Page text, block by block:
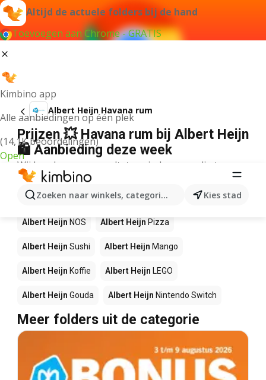
Altijd de actuele folders bij de hand
Toevoegen aan Chrome - GRATIS
Kimbino app
Alle aanbiedingen op één plek
(14,1K beoordelingen)
Open
Zoeken naar winkels, categorieën, producten...
Kies stad
Albert Heijn Havana rum
Prijzen 💥 Havana rum bij Albert Heijn
🛍️ Aanbieding deze week
Wij konden geen resultaten vinden voor die term.
Andere producten in winkels Albert
Heijn
Albert Heijn NOS Albert Heijn Pizza
Albert Heijn Sushi Albert Heijn Mango
Albert Heijn Koffie Albert Heijn LEGO
Albert Heijn Gouda Albert Heijn Nintendo Switch
Meer folders uit de categorie